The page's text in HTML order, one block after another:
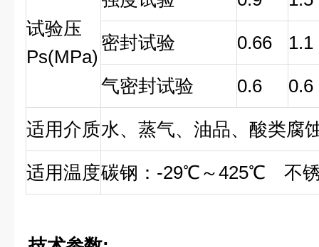
试验压
Ps(MPa)
密封试验 0.66 1.1
气密封试验 0.6 0.6
适用介质水、蒸气、油品、酸类腐
适用温度碳钢：-29℃～425℃ 不